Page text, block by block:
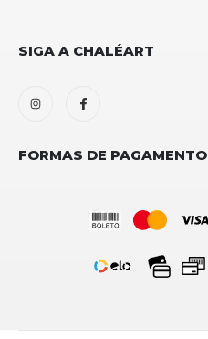
SIGA A CHALÉART
FORMAS DE PAGAMENTO